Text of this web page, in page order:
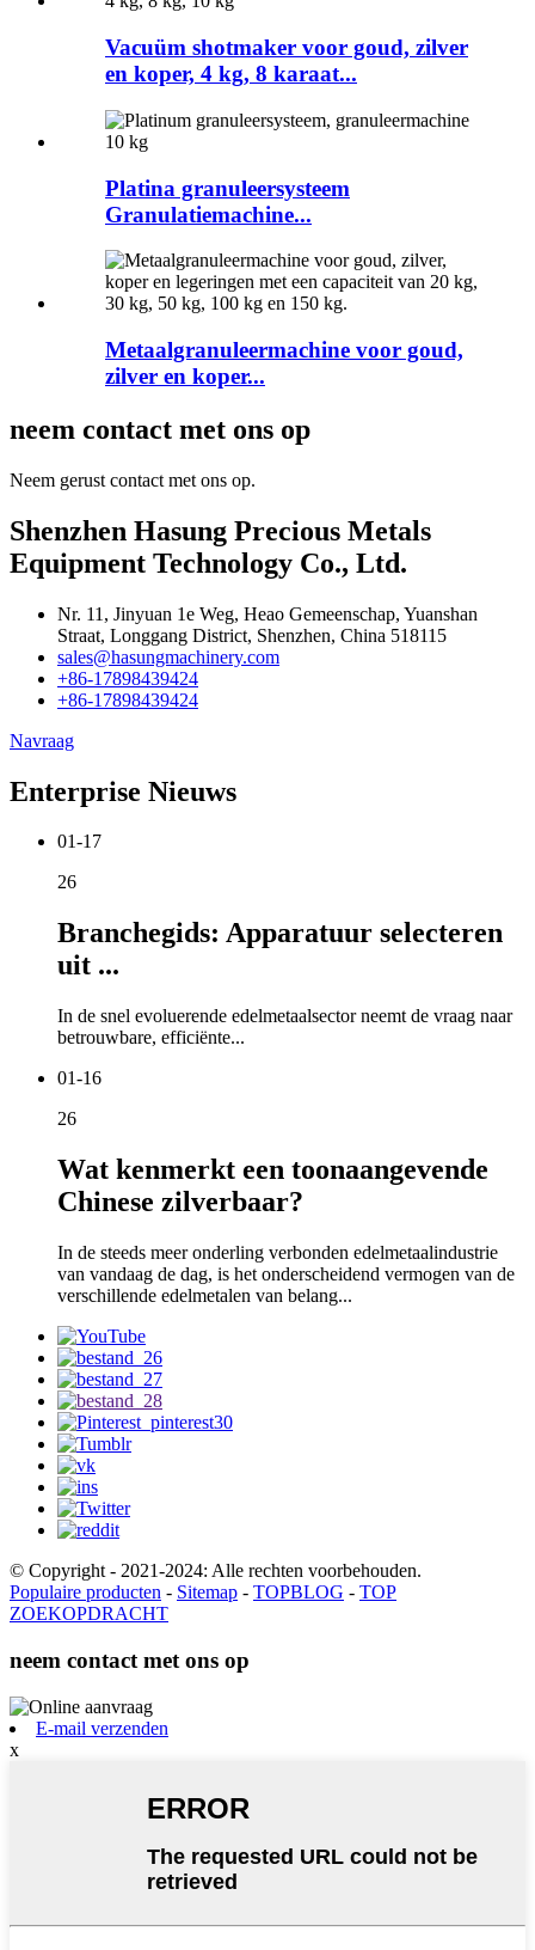
Vacuüm shotmaker voor goud, zilver
en koper, 4 kg, 8 karaat...
Platina granuleersysteem
Granulatiemachine...
Metaalgranuleermachine voor goud,
zilver en koper...
neem contact met ons op
Neem gerust contact met ons op.
Shenzhen Hasung Precious Metals
Equipment Technology Co., Ltd.
Nr. 11, Jinyuan 1e Weg, Heao Gemeenschap, Yuanshan
Straat, Longgang District, Shenzhen, China 518115
sales@hasungmachinery.com
+86-17898439424
+86-17898439424
Navraag
Enterprise Nieuws
01-17
26
Branchegids: Apparatuur selecteren
uit ...
In de snel evoluerende edelmetaalsector neemt de vraag naar
betrouwbare, efficiënte...
01-16
26
Wat kenmerkt een toonaangevende
Chinese zilverbaar?
In de steeds meer onderling verbonden edelmetaalindustrie
van vandaag de dag, is het onderscheidend vermogen van de
verschillende edelmetalen van belang...
© Copyright - 2021-2024: Alle rechten voorbehouden.
Populaire producten - Sitemap - TOPBLOG - TOP
ZOEKOPDRACHT
neem contact met ons op
E-mail verzenden
x